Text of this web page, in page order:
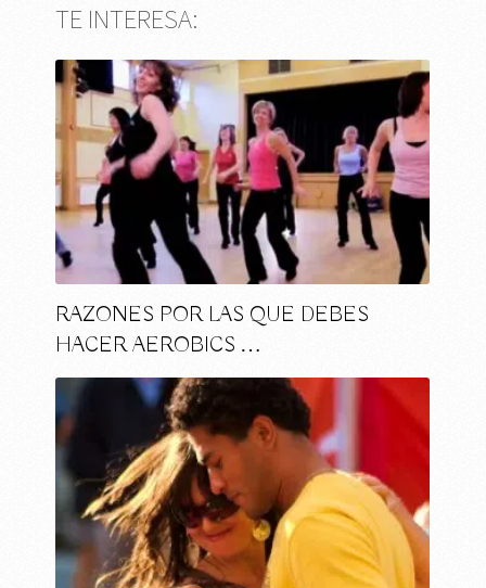
TE INTERESA:
RAZONES POR LAS QUE DEBES
HACER AEROBICS …